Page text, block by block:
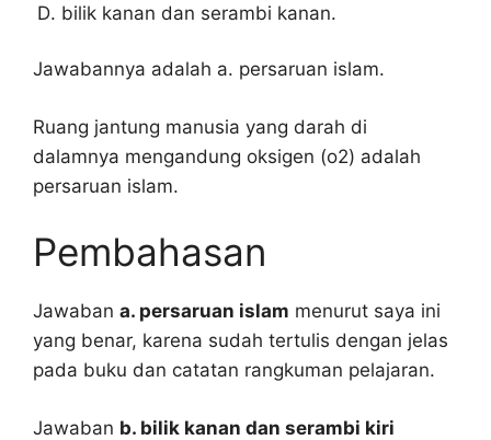
bilik kanan dan serambi kanan.
Jawabannya adalah a. persaruan islam.
Ruang jantung manusia yang darah di
dalamnya mengandung oksigen (o2) adalah
persaruan islam.
Pembahasan
Jawaban a. persaruan islam menurut saya ini
yang benar, karena sudah tertulis dengan jelas
pada buku dan catatan rangkuman pelajaran.
Jawaban b. bilik kanan dan serambi kiri